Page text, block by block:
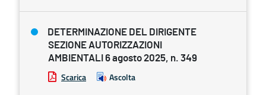
DETERMINAZIONE DEL DIRIGENTE
SEZIONE AUTORIZZAZIONI
AMBIENTALI 6 agosto 2025, n. 349
Scarica Ascolta